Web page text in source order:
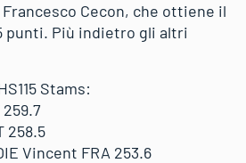
Cecon, che ottiene il
punti. Più indietro gli altri
Stams:
259.7
258.5
Vincent FRA 253.6